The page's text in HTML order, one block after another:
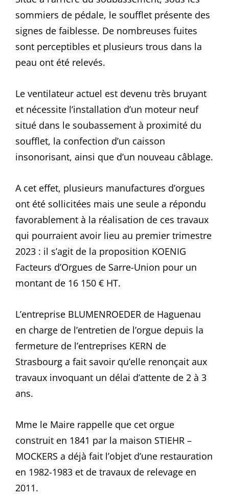
sommiers de pédale, le soufflet présente des
signes de faiblesse. De nombreuses fuites
sont perceptibles et plusieurs trous dans la
peau ont été relevés.
Le ventilateur actuel est devenu très bruyant
et nécessite l’installation d’un moteur neuf
situé dans le soubassement à proximité du
soufflet, la confection d’un caisson
insonorisant, ainsi que d’un nouveau câblage.
A cet effet, plusieurs manufactures d’orgues
ont été sollicitées mais une seule a répondu
favorablement à la réalisation de ces travaux
qui pourraient avoir lieu au premier trimestre
2023 : il s’agit de la proposition KOENIG
Facteurs d’Orgues de Sarre-Union pour un
montant de 16 150 € HT.
L’entreprise BLUMENROEDER de Haguenau
en charge de l’entretien de l’orgue depuis la
fermeture de l’entreprises KERN de
Strasbourg a fait savoir qu’elle renonçait aux
travaux invoquant un délai d’attente de 2 à 3
ans.
Mme le Maire rappelle que cet orgue
construit en 1841 par la maison STIEHR –
MOCKERS a déjà fait l’objet d’une restauration
en 1982-1983 et de travaux de relevage en
2011.